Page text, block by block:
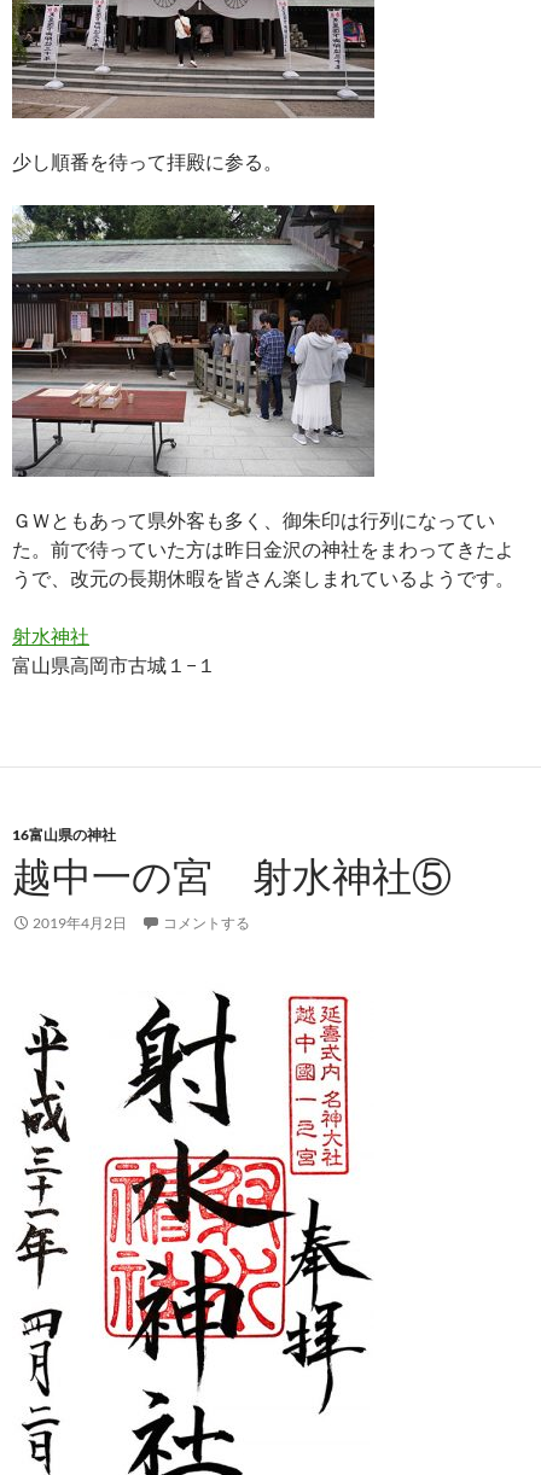
少し順番を待って拝殿に参る。
ＧＷともあって県外客も多く、御朱印は行列になってい
た。前で待っていた方は昨日金沢の神社をまわってきたよ
うで、改元の長期休暇を皆さん楽しまれているようです。
射水神社
富山県高岡市古城１−１
16富山県の神社
越中一の宮 射水神社⑤
2019年4月2日 コメントする